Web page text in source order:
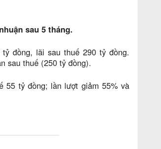
sau 5 tháng.
đồng, lãi sau thuế 290 tỷ đồng.
sau thuế (250 tỷ đồng).
55 tỷ đồng; lần lượt giảm 55% và